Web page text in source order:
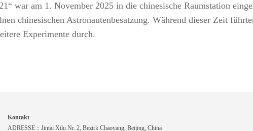
war am 1. November 2025 in die chinesische Raumstation
chinesischen Astronautenbesatzung. Während dieser Zeit
Experimente durch.
Kontakt
ADRESSE：Jintai Xilu Nr. 2, Bezirk Chaoyang, Beijing, China